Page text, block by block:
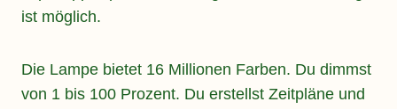
ist möglich.
Die Lampe bietet 16 Millionen Farben. Du dimmst
von 1 bis 100 Prozent. Du erstellst Zeitpläne und